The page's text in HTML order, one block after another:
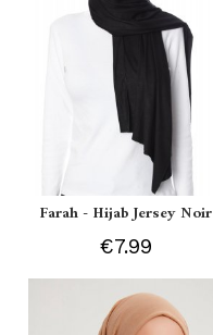
Farah - Hijab Jersey Noir
€7.99